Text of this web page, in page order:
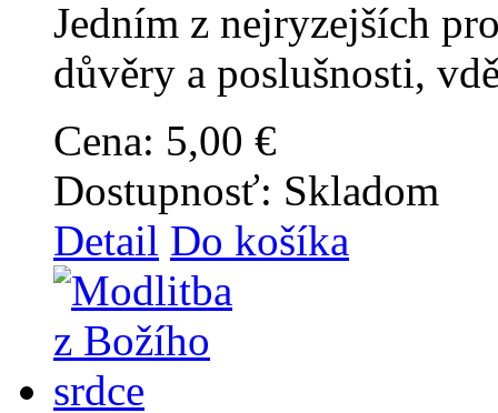
Jedním z nejryzejších
důvěry a poslušnosti,
Cena: 5,00 €
Dostupnosť: Skladom
Detail Do košíka